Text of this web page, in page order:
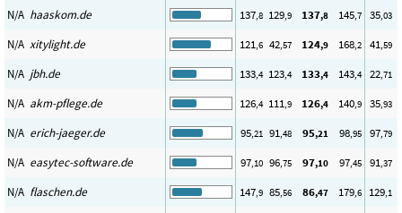
N/A haaskom.de 137,8 129,9 137,8 145,7 35,03
N/A xitylight.de 121,6 42,57 124,9 168,2 41,59
N/A jbh.de 133,4 123,4 133,4 143,4 22,71
N/A akm-pflege.de 126,4 111,9 126,4 140,9 35,93
N/A erich-jaeger.de 95,21 91,48 95,21 98,95 97,79
N/A easytec-software.de 97,10 96,75 97,10 97,45 91,37
N/A flaschen.de 147,9 85,56 86,47 179,6 129,1